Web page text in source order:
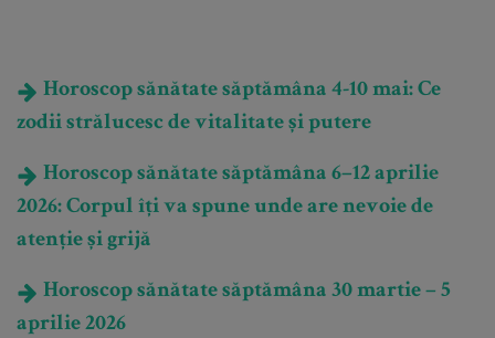
Horoscop sănătate săptămâna 4-10 mai: Ce
zodii strălucesc de vitalitate și putere
Horoscop sănătate săptămâna 6–12 aprilie
2026: Corpul îți va spune unde are nevoie de
atenție și grijă
Horoscop sănătate săptămâna 30 martie – 5
aprilie 2026